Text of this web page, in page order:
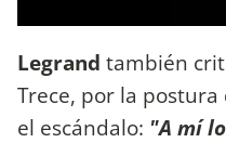
Legrand también
Trece, por la
el escándalo: "A mí